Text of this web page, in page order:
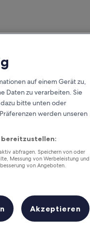
Wochenende
- 16. Aug.
auf einem Gerät zu,
Daten zu verarbeiten. Sie
bitte unten oder
werden unseren
bereitzustellen:
abfragen. Speichern von oder
Messung von Werbeleistung und
von Angeboten.
Akzeptieren